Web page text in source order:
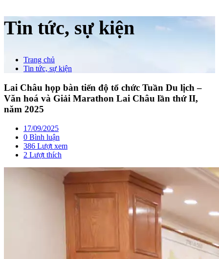
Tin tức, sự kiện
Trang chủ
Tin tức, sự kiện
Lai Châu họp bàn tiến độ tổ chức Tuần Du lịch –
Văn hoá và Giải Marathon Lai Châu lần thứ II,
năm 2025
17/09/2025
0 Bình luận
386 Lượt xem
2 Lượt thích